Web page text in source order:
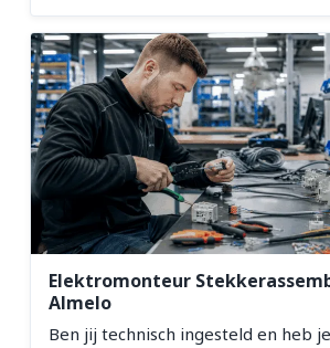
Elektromonteur
Almelo
Ben jij technisch ingesteld en heb